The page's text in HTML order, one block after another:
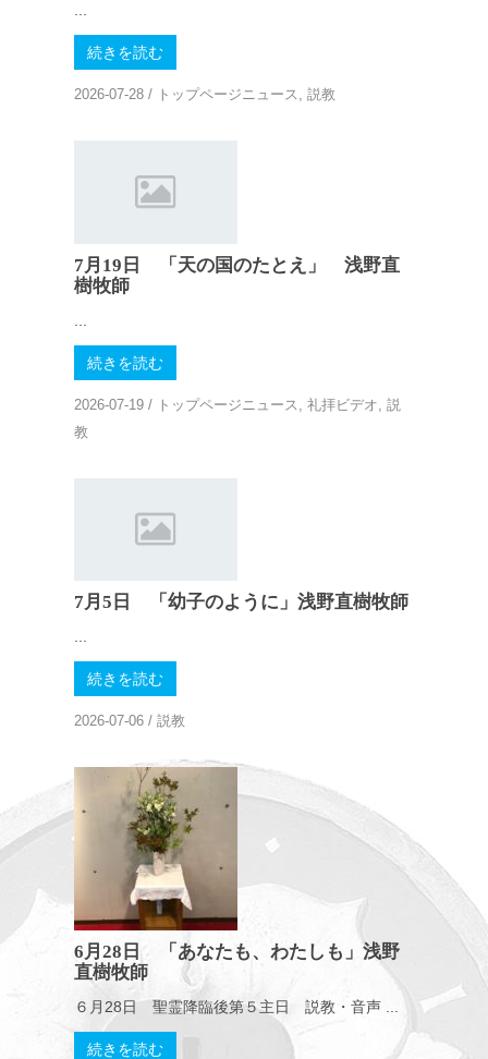
...
続きを読む
2026-07-28 / トップページニュース ,説教
7月19日 「天の国のたとえ」 浅野直
樹牧師
続きを読む
2026-07-19 / トップページニュース ,礼拝ビデオ ,説
教
7月5日 「幼子のように」浅野直樹牧師
...
続きを読む
2026-07-06 /説教
6月28日 「あなたも、わたしも」浅野
直樹牧師
６月28日 聖霊降臨後第５主日 説教・音声 ...
続きを読む